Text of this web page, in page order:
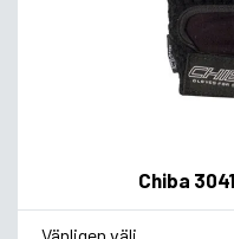
Chiba
* Smakvariant